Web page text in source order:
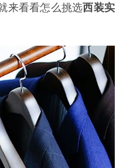
来看看怎么挑选西装实